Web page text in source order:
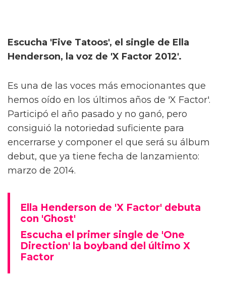
Escucha 'Five Tatoos', el single de Ella
Henderson, la voz de 'X Factor 2012'.
Es una de las voces más emocionantes que
hemos oído en los últimos años de 'X Factor'.
Participó el año pasado y no ganó, pero
consiguió la notoriedad suficiente para
encerrarse y componer el que será su álbum
debut, que ya tiene fecha de lanzamiento:
marzo de 2014.
Ella Henderson de 'X Factor' debuta
con 'Ghost'
Escucha el primer single de 'One
Direction' la boyband del último X
Factor